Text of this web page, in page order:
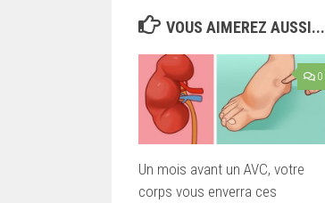
VOUS AIMEREZ AUSSI...
0
Un mois avant un AVC, votre
corps vous enverra ces